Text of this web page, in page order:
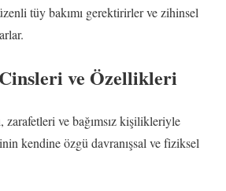
tüy bakımı gerektirirler ve zihinsel
ve Özellikleri
zarafetleri ve bağımsız kişilikleriyle
kendine özgü davranışsal ve fiziksel